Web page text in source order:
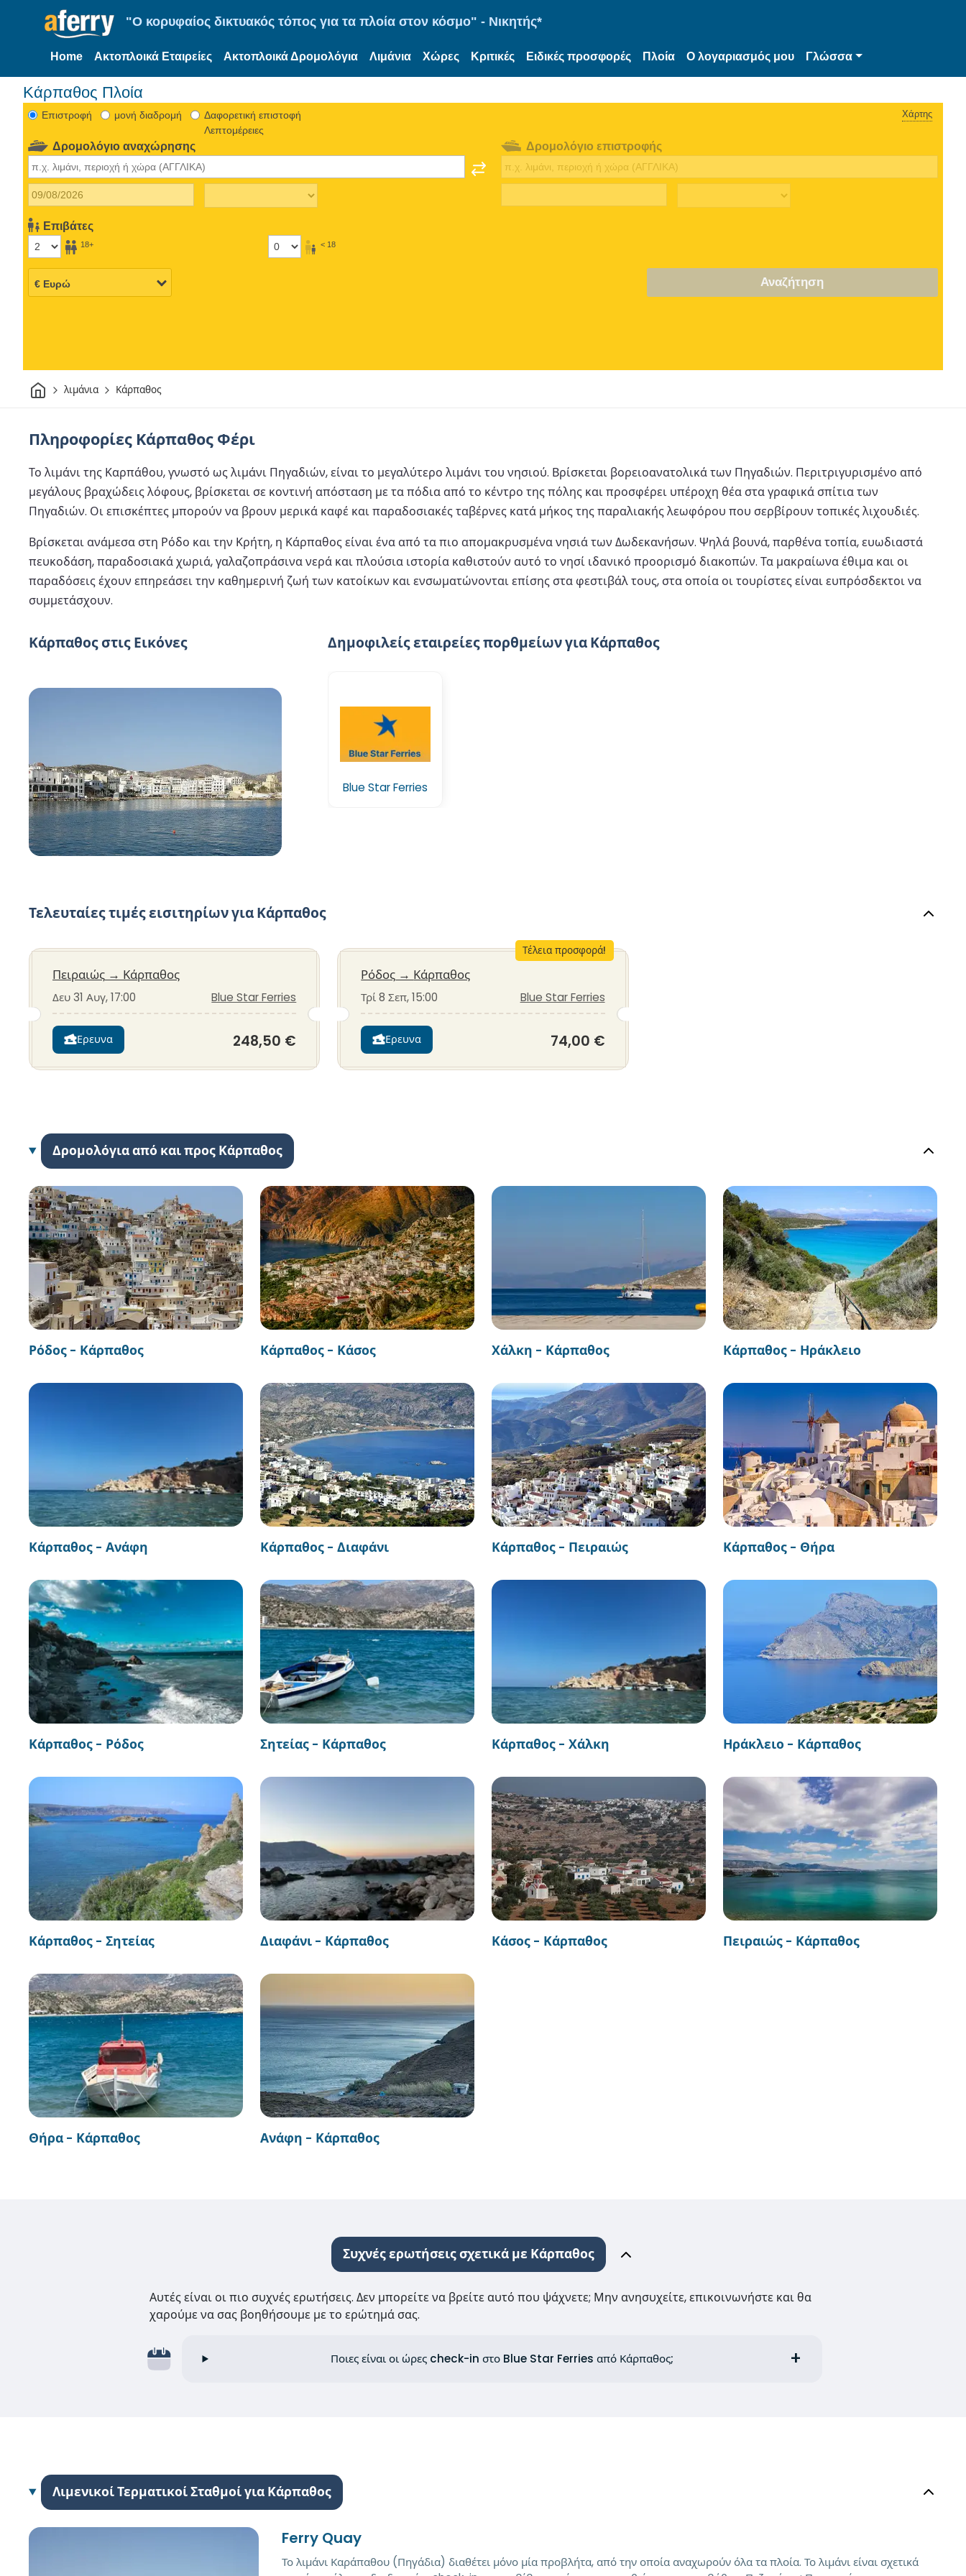
"Ο κορυφαίος δικτυακός τόπος για τα πλοία στον κόσμο" - Νικητής*
Home Ακτοπλοικά Εταιρείες Ακτοπλοικά Δρομολόγια Λιμάνια Χώρες Κριτικές Ειδικές προσφορές Πλοία Ο λογαριασμός μου Γλώσσα
Κάρπαθος Πλοία
Eπιστροφή μονή διαδρομή
Δαφορετική επιστοφή
Λεπτομέρειες
Χάρτης
Δρομολόγιο αναχώρησης
Επιβάτες
18+ < 18
Δρομολόγιο επιστροφής
Αναζήτηση
Σπίτιλιμάνια Κάρπαθος
Πληροφορίες Κάρπαθος Φέρι
Το λιμάνι της Καρπάθου, γνωστό ως λιμάνι Πηγαδιών, είναι το μεγαλύτερο λιμάνι του νησιού. Βρίσκεται βορειοανατολικά των Πηγαδιών. Περιτριγυρισμένο από
μεγάλους βραχώδεις λόφους, βρίσκεται σε κοντινή απόσταση με τα πόδια από το κέντρο της πόλης και προσφέρει υπέροχη θέα στα γραφικά σπίτια των
Πηγαδιών. Οι επισκέπτες μπορούν να βρουν μερικά καφέ και παραδοσιακές ταβέρνες κατά μήκος της παραλιακής λεωφόρου που σερβίρουν τοπικές λιχουδιές.
Βρίσκεται ανάμεσα στη Ρόδο και την Κρήτη, η Κάρπαθος είναι ένα από τα πιο απομακρυσμένα νησιά των Δωδεκανήσων. Ψηλά βουνά, παρθένα τοπία, ευωδιαστά
πευκοδάση, παραδοσιακά χωριά, γαλαζοπράσινα νερά και πλούσια ιστορία καθιστούν αυτό το νησί ιδανικό προορισμό διακοπών. Τα μακραίωνα έθιμα και οι
παραδόσεις έχουν επηρεάσει την καθημερινή ζωή των κατοίκων και ενσωματώνονται επίσης στα φεστιβάλ τους, στα οποία οι τουρίστες είναι ευπρόσδεκτοι να
συμμετάσχουν.
Κάρπαθος στις Εικόνες Δημοφιλείς εταιρείες πορθμείων για Κάρπαθος
Blue Star Ferries
Τελευταίες τιμές εισιτηρίων για Κάρπαθος
Πειραιώς → Κάρπαθος
Δευ 31 Αυγ, 17:00 Blue Star Ferries
Ερευνα 248,50 €
Τέλεια προσφορά!
Ρόδος → Κάρπαθος
Τρί 8 Σεπ, 15:00 Blue Star Ferries
Ερευνα 74,00 €
Δρομολόγια από και προς Κάρπαθος
Ρόδος - Κάρπαθος Κάρπαθος - Κάσος Χάλκη - Κάρπαθος Κάρπαθος - Ηράκλειο
Κάρπαθος - Ανάφη Κάρπαθος - Διαφάνι Κάρπαθος - Πειραιώς Κάρπαθος - Θήρα
Κάρπαθος - Ρόδος Σητείας - Κάρπαθος Κάρπαθος - Χάλκη Ηράκλειο - Κάρπαθος
Κάρπαθος - Σητείας Διαφάνι - Κάρπαθος Κάσος - Κάρπαθος Πειραιώς - Κάρπαθος
Θήρα - Κάρπαθος Ανάφη - Κάρπαθος
Συχνές ερωτήσεις σχετικά με Κάρπαθος
Αυτές είναι οι πιο συχνές ερωτήσεις. Δεν μπορείτε να βρείτε αυτό που ψάχνετε; Μην ανησυχείτε, επικοινωνήστε και θα
χαρούμε να σας βοηθήσουμε με το ερώτημά σας.
Ποιες είναι οι ώρες check-in στο Blue Star Ferries από Κάρπαθος;
Λιμενικοί Τερματικοί Σταθμοί για Κάρπαθος
Ferry Quay
Το λιμάνι Καράπαθου (Πηγάδια) διαθέτει μόνο μία προβλήτα, από την οποία αναχωρούν όλα τα πλοία. Το λιμάνι είναι σχετικά